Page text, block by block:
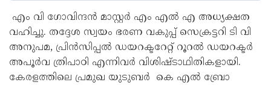
എം വി ഗോവിന്ദൻ മാസ്റ്റർ എം എൽ എ അധ്യക്ഷത
വഹിച്ചു. തദ്ദേശ സ്വയം ഭരണ വകുപ്പ് സെക്രട്ടറി ടി വി
അനുപമ, പ്രിൻസിപ്പൽ ഡയറക്ടറേറ്റ് റൂറൽ ഡയറക്ടർ
അപൂർവ ത്രിപാഠി എന്നിവർ വിശിഷ്ടാഥിതികളായി.
കേരളത്തിലെ പ്രമുഖ യുടുബർ കെ എൽ ബ്രോ